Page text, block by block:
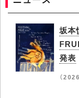
坂本
発表
（